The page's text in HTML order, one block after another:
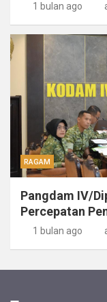
1 bulan ago
RAGAM
Pangdam IV/
Percepatan
1 bulan ago